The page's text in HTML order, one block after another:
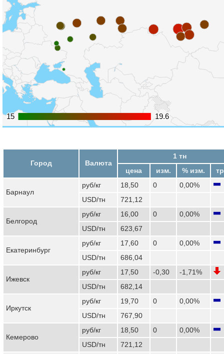
15
15 19.6
19.6
Город Валюта
1 тн
цена
изм. % изм.
Барнаул
руб/кг 18,50 0
0,00%
USD/тн
721,12
Белгород
руб/кг 16,00 0
0,00%
USD/тн
623,67
Екатеринбург
руб/кг 17,60 0
0,00%
USD/тн
686,04
Ижевск
руб/кг 17,50 -0,30
-1,71%
USD/тн
682,14
Иркутск
руб/кг 19,70 0
0,00%
USD/тн
767,90
Кемерово
руб/кг 18,50 0
0,00%
USD/тн
721,12